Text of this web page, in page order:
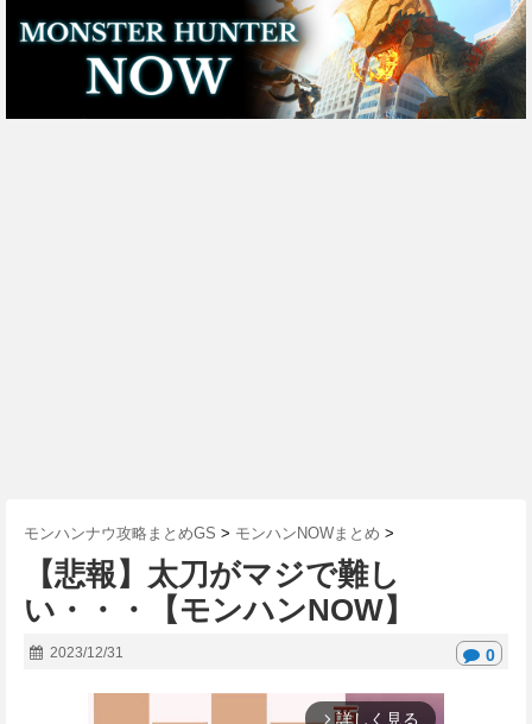
モンハンナウ攻略まとめGS > モンハンNOWまとめ >
【悲報】太刀がマジで難し
い・・・【モンハンNOW】
2023/12/31 0
arrow_forward_ios 詳しく見る